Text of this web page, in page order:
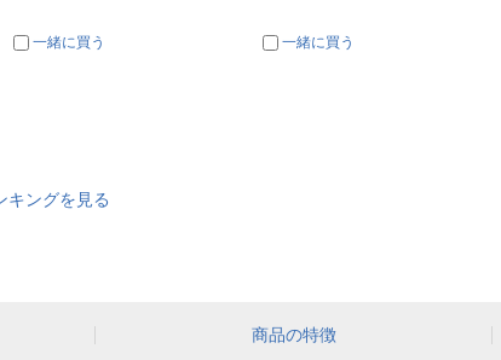
一緒に買う 一緒に買う
キングを見る
商品の特徴